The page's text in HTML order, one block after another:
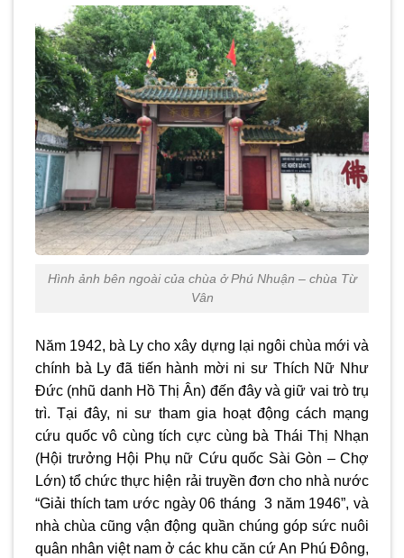
Hình ảnh bên ngoài của chùa ở Phú Nhuận – chùa Từ
Vân
Năm 1942, bà Ly cho xây dựng lại ngôi chùa mới và
chính bà Ly đã tiến hành mời ni sư Thích Nữ Như
Đức (nhũ danh Hồ Thị Ân) đến đây và giữ vai trò trụ
trì. Tại đây, ni sư tham gia hoạt động cách mạng
cứu quốc vô cùng tích cực cùng bà Thái Thị Nhạn
(Hội trưởng Hội Phụ nữ Cứu quốc Sài Gòn – Chợ
Lớn) tổ chức thực hiện rải truyền đơn cho nhà nước
“Giải thích tam ước ngày 06 tháng 3 năm 1946”, và
nhà chùa cũng vận động quần chúng góp sức nuôi
quân nhân việt nam ở các khu căn cứ An Phú Đông,